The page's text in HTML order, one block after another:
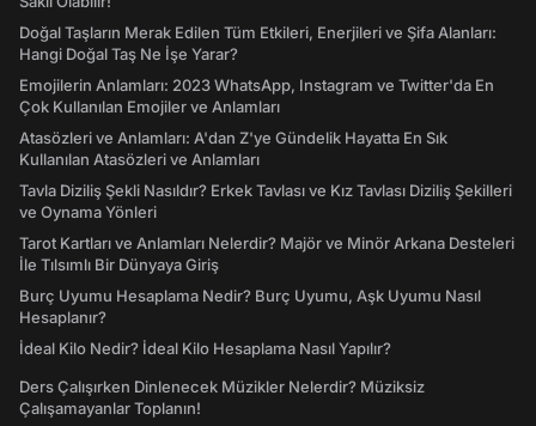
Doğal Taşların Merak Edilen Tüm Etkileri, Enerjileri ve Şifa Alanları:
Hangi Doğal Taş Ne İşe Yarar?
Emojilerin Anlamları: 2023 WhatsApp, Instagram ve Twitter'da En
Çok Kullanılan Emojiler ve Anlamları
Atasözleri ve Anlamları: A'dan Z'ye Gündelik Hayatta En Sık
Kullanılan Atasözleri ve Anlamları
Tavla Diziliş Şekli Nasıldır? Erkek Tavlası ve Kız Tavlası Diziliş Şekilleri
ve Oynama Yönleri
Tarot Kartları ve Anlamları Nelerdir? Majör ve Minör Arkana Desteleri
İle Tılsımlı Bir Dünyaya Giriş
Burç Uyumu Hesaplama Nedir? Burç Uyumu, Aşk Uyumu Nasıl
Hesaplanır?
İdeal Kilo Nedir? İdeal Kilo Hesaplama Nasıl Yapılır?
Ders Çalışırken Dinlenecek Müzikler Nelerdir? Müziksiz
Çalışamayanlar Toplanın!